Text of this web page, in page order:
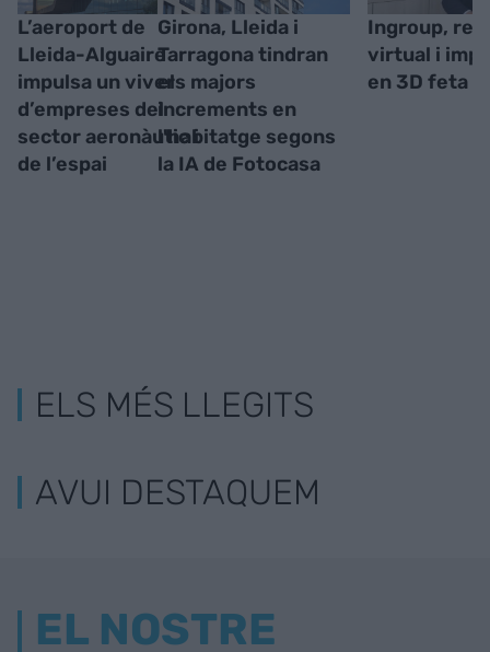
L’aeroport de
Lleida-Alguaire
impulsa un viver
d’empreses del
sector aeronàutic i
de l’espai
Girona, Lleida i
Tarragona tindran
els majors
increments en
l'habitatge segons
la IA de Fotocasa
Ingroup,
virtual i
en 3D feta a
ELS MÉS LLEGITS
AVUI DESTAQUEM
EL NOSTRE